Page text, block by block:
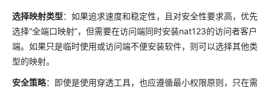
选择映射类型：如果追求速度和稳定性，且对安全性要求高，优先
选择“全端口映射”，但需要在访问端同时安装nat123的访问者客户
端。如果只是临时使用或访问端不便安装软件，则可以选择其他类
型的映射。
安全策略：即使是使用穿透工具，也应遵循最小权限原则，只在需